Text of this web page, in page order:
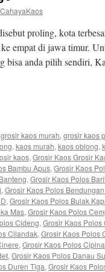
CahayaKaos
proling, kota
empat di jawa timur.
bisa anda pilih sendiri,
grosir kaos murah,grosir kaos
,kaos murah,kaos oblong,
kaos,Grosir Kaos Grosir
Bambu Apus,Grosir Kaos
,Grosir Kaos Polos
,Grosir Kaos Polos
,Grosir Kaos Polos Bulak
Mas,Grosir Kaos Polos
Cideng,Grosir Kaos Polos
Cilandak,Grosir Kaos Polos
,Grosir Kaos Polos
,Grosir Kaos Polos Danau
Duren Tiga,Grosir Kaos